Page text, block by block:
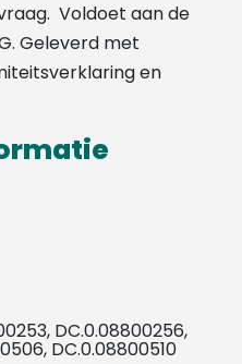
Voldoet aan de
Geleverd met
en
DC.0.08800256,
DC.0.08800510